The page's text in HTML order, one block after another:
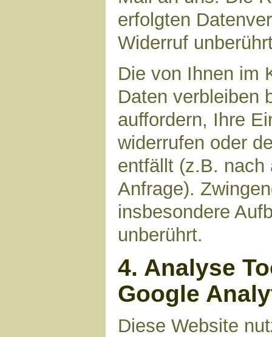
erfolgten
Widerruf
Die von Ihnen im
Daten verbleiben
auffordern, Ihre
widerrufen oder
entfällt (z.B. nach
Anfrage).
insbesondere
unberührt.
4. Analyse
Google
Diese Website